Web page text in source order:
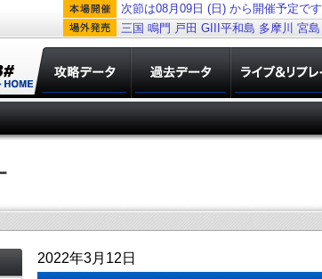
次節は08月09日 (日) から開催予定です
三国 鳴門 戸田 GIII平和島 多摩川 宮島
2022年3月12日